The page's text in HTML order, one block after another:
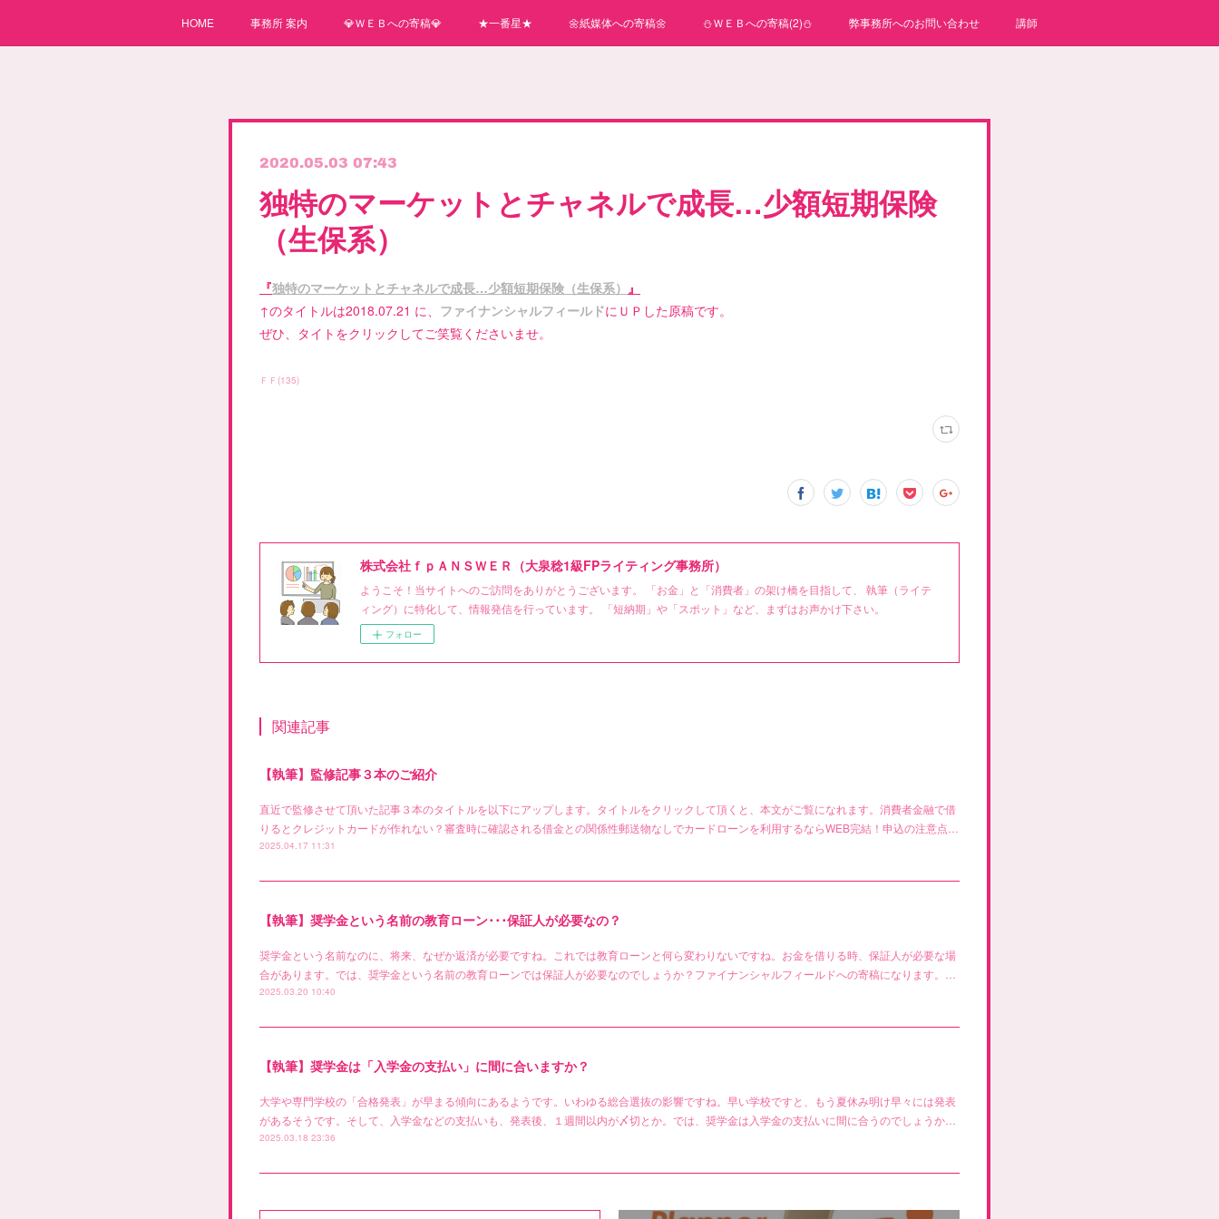
HOME 事務所 案内 💎ＷＥＢへの寄稿💎 ★一番星★ 🌼紙媒体への寄稿🌼 ⛄ＷＥＢへの寄稿(2)⛄ 弊事務所へのお問い合わせ 講師
2020.05.03 07:43
独特のマーケットとチャネルで成長…少額短期保険
（生保系）
『独特のマーケットとチャネルで成長…少額短期保険（生保系） 』
↑のタイトルは2018.07.21 に、 ファイナンシャルフィールドにＵＰした原稿です。
ぜひ、タイトをクリックしてご笑覧くださいませ。
ＦＦ (135)
株式会社ｆｐＡＮＳＷＥＲ（大泉稔1級FPライティング事務所）
ようこそ！当サイトへのご訪問をありがとうございます。 「お金」と「消費者」の架け橋を目指して、 執筆（ライテ
ィング）に特化して、情報発信を行っています。 「短納期」や「スポット」など、まずはお声かけ下さい。
フォロー
関連記事
【執筆】監修記事３本のご紹介
直近で監修させて頂いた記事３本のタイトルを以下にアップします。タイトルをクリックして頂くと、本文がご覧になれます。消費者金融で借
りるとクレジットカードが作れない？審査時に確認される借金との関係性郵送物なしでカードローンを利用するならWEB完結！申込の注意点…
2025.04.17 11:31
【執筆】奨学金という名前の教育ローン･･･保証人が必要なの？
奨学金という名前なのに、将来、なぜか返済が必要ですね。これでは教育ローンと何ら変わりないですね。お金を借りる時、保証人が必要な場
合があります。では、奨学金という名前の教育ローンでは保証人が必要なのでしょうか？ファイナンシャルフィールドへの寄稿になります。…
2025.03.20 10:40
【執筆】奨学金は「入学金の支払い」に間に合いますか？
大学や専門学校の「合格発表」が早まる傾向にあるようです。いわゆる総合選抜の影響ですね。早い学校ですと、もう夏休み明け早々には発表
があるそうです。そして、入学金などの支払いも、発表後、１週間以内が〆切とか。では、奨学金は入学金の支払いに間に合うのでしょうか…
2025.03.18 23:36